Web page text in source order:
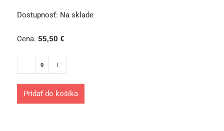
Dostupnosť: Na sklade
Cena: 55,50 €
Pridať do košíka